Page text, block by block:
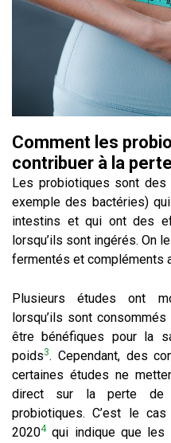
Comment les
contribuer à la
Les probiotiques sont des
exemple des bactéries)
intestins et qui ont des
lorsqu’ils sont ingérés. On
fermentés et compléments
Plusieurs études ont
lorsqu’ils sont
être bénéfiques pour la
poids3. Cependant, des
certaines études ne
direct sur la perte de
probiotiques. C’est le
20204qui indique que les